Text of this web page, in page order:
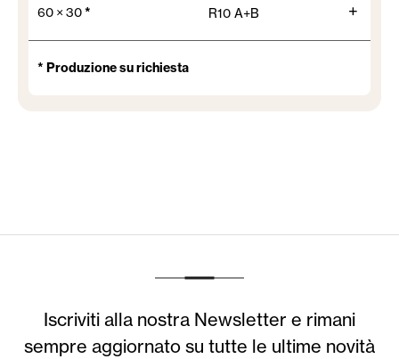
60 × 30* R10 A+B +
* Produzione su richiesta
Iscriviti alla nostra Newsletter e rimani
sempre aggiornato su tutte le ultime novità